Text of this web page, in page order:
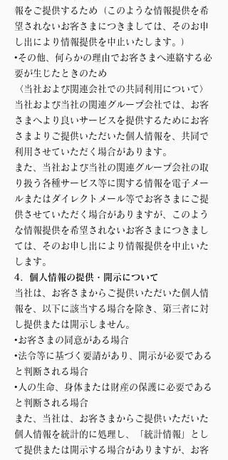
報をご提供するため（このような情報提供を希
望されないお客さまにつきましては、そのお申
し出により情報提供を中止いたします。）
•その他、何らかの理由でお客さまへ連絡する必
要が生じたときのため
〈当社および関連会社での共同利用について〉
当社および当社の関連グループ会社では、お客
さまへより良いサービスを提供するためにお客
さまよりご提供いただいた個人情報を、共同で
利用させていただく場合があります。
また、当社および当社の関連グループ会社の取
り扱う各種サービス等に関する情報を電子メー
ルまたはダイレクトメール等でお客さまにご提
供させていただく場合がありますが、このよう
な情報提供を希望されないお客さまにつきまし
ては、そのお申し出により情報提供を中止いた
します。
4．個人情報の提供・開示について
当社は、お客さまからご提供いただいた個人情
報を、以下に該当する場合を除き、第三者に対
し提供または開示しません。
•お客さまの同意がある場合
•法令等に基づく要請があり、開示が必要である
と判断される場合
•人の生命、身体または財産の保護に必要である
と判断される場合
また、当社は、お客さまからご提供いただいた
個人情報を統計的に処理し、「統計情報」とし
て提供または開示する場合がありますが、お客